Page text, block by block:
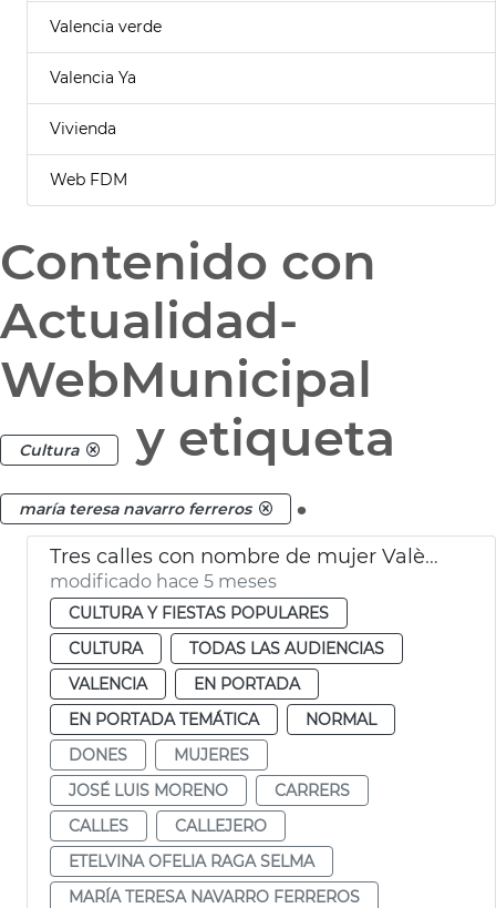
Valencia verde
Valencia Ya
Vivienda
Web FDM
Contenido con
Actualidad-
WebMunicipal
Cultura y etiqueta
maría teresa navarro ferreros .
Tres calles con nombre de mujer València
modificado hace 5 meses
CULTURA Y FIESTAS POPULARES
CULTURA
TODAS LAS AUDIENCIAS
VALENCIA
EN PORTADA
EN PORTADA TEMÁTICA
NORMAL
DONES
MUJERES
JOSÉ LUIS MORENO
CARRERS
CALLES
CALLEJERO
ETELVINA OFELIA RAGA SELMA
MARÍA TERESA NAVARRO FERREROS